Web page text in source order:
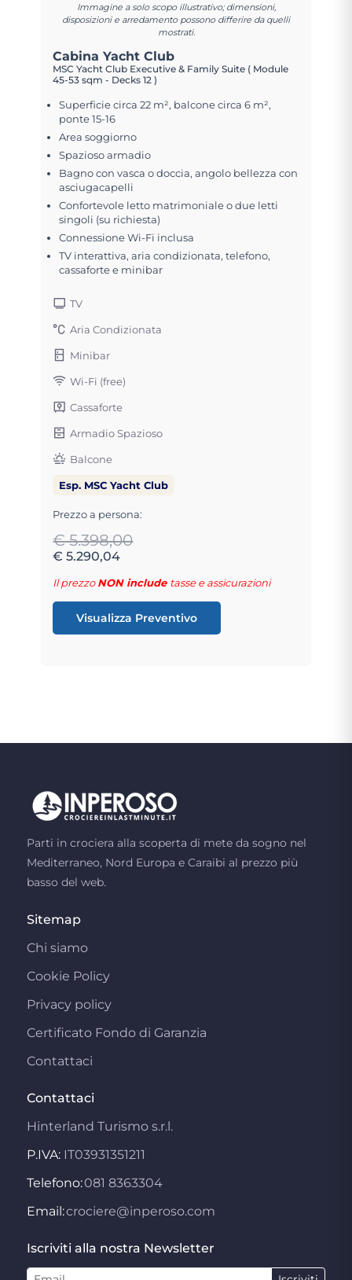
Immagine a solo scopo illustrativo; dimensioni,
disposizioni e arredamento possono differire da quelli
mostrati.
Cabina Yacht Club
MSC Yacht Club Executive & Family Suite ( Module
45-53 sqm - Decks 12 )
Superficie circa 22 m², balcone circa 6 m²,
ponte 15-16
Area soggiorno
Spazioso armadio
Bagno con vasca o doccia, angolo bellezza con
asciugacapelli
Confortevole letto matrimoniale o due letti
singoli (su richiesta)
Connessione Wi-Fi inclusa
TV interattiva, aria condizionata, telefono,
cassaforte e minibar
TV
Aria Condizionata
Minibar
Wi-Fi (free)
Cassaforte
Armadio Spazioso
Balcone
Esp. MSC Yacht Club
Prezzo a persona:
€ 5.398,00
€ 5.290,04
Il prezzoNON include tasse e assicurazioni
Visualizza Preventivo
Parti in crociera alla scoperta di mete da sogno nel
Mediterraneo, Nord Europa e Caraibi al prezzo più
basso del web.
Sitemap
Chi siamo
Cookie Policy
Privacy policy
Certificato Fondo di Garanzia
Contattaci
Contattaci
Hinterland Turismo s.r.l.
P.IVA: IT03931351211
Telefono:081 8363304
Email:crociere@inperoso.com
Iscriviti alla nostra Newsletter